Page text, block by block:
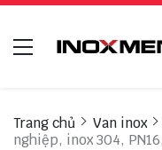
Trang chủ Van inox
nghiệp, inox 304,